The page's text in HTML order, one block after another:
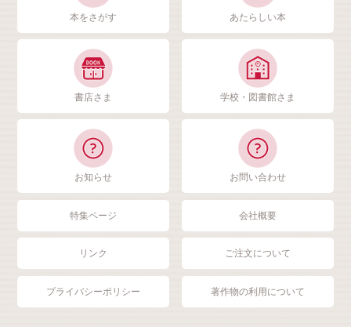
本をさがす あたらしい本
書店さま 学校・図書館さま
お知らせ お問い合わせ
特集ページ 会社概要
リンク ご注文について
プライバシーポリシー 著作物の利用について